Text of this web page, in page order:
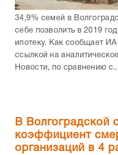
34,9% семей в
себе позволить в 2019
ипотеку. Как сообщает
ссылкой на
Новости, по сравнению
В Волгоградской
коэффициент
организаций в 4